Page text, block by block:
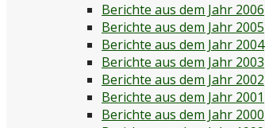
Berichte aus dem Jahr 2006
Berichte aus dem Jahr 2005
Berichte aus dem Jahr 2004
Berichte aus dem Jahr 2003
Berichte aus dem Jahr 2002
Berichte aus dem Jahr 2001
Berichte aus dem Jahr 2000